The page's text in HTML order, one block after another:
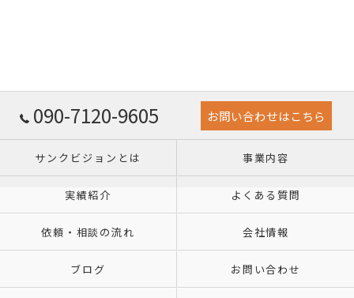
090-7120-9605 お問い合わせはこちら
サンクビジョンとは 事業内容
実績紹介 よくある質問
依頼・相談の流れ 会社情報
ブログ お問い合わせ